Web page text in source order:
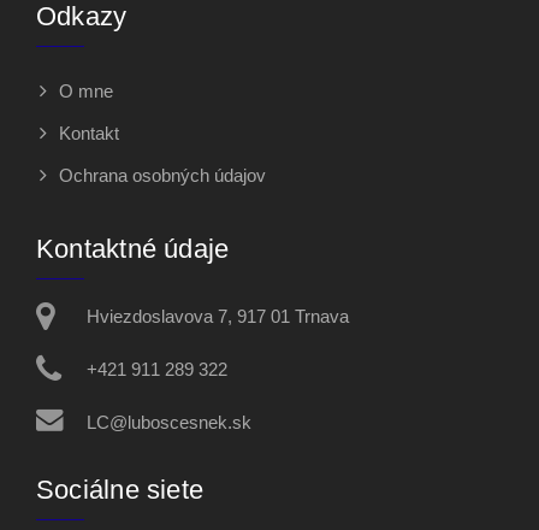
Odkazy
O mne
Kontakt
Ochrana osobných údajov
Kontaktné údaje
Hviezdoslavova 7, 917 01 Trnava
+421 911 289 322
LC@luboscesnek.sk
Sociálne siete